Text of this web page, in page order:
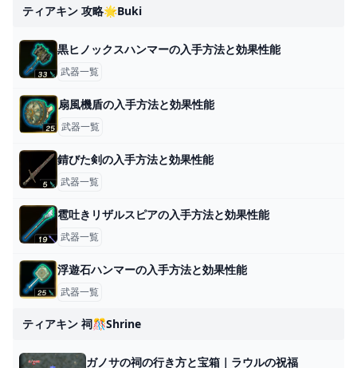
ティアキン 攻略🌟buki
黒ヒノックスハンマーの入手方法と効果性能
武器一覧
扇風機盾の入手方法と効果性能
武器一覧
錆びた剣の入手方法と効果性能
武器一覧
雹吐きリザルスピアの入手方法と効果性能
武器一覧
浮遊石ハンマーの入手方法と効果性能
武器一覧
ティアキン 祠🎊shrine
ガノサの祠の行き方と宝箱｜ラウルの祝福